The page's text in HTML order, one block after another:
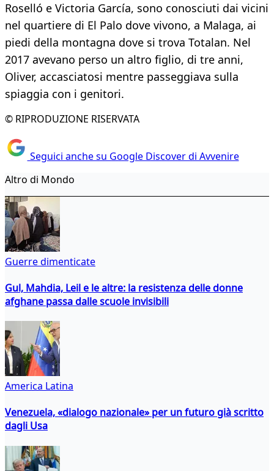
Roselló e Victoria García, sono conosciuti dai vicini
nel quartiere di El Palo dove vivono, a Malaga, ai
piedi della montagna dove si trova Totalan. Nel
2017 avevano perso un altro figlio, di tre anni,
Oliver, accasciatosi mentre passeggiava sulla
spiaggia con i genitori.
© RIPRODUZIONE RISERVATA
Seguici anche su Google Discover di Avvenire
Altro di Mondo
Guerre dimenticate
Gul, Mahdia, Leil e le altre: la resistenza delle donne
afghane passa dalle scuole invisibili
America Latina
Venezuela, «dialogo nazionale» per un futuro già scritto
dagli Usa